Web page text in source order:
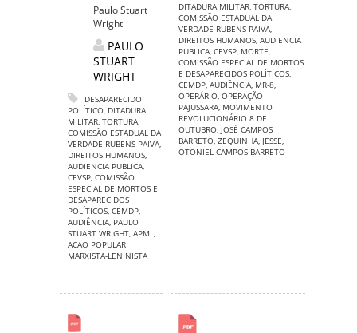
Paulo Stuart
Wright
PAULO
STUART
WRIGHT
DESAPARECIDO
POLÍTICO, DITADURA
MILITAR, TORTURA,
COMISSÃO ESTADUAL DA
VERDADE RUBENS PAIVA,
DIREITOS HUMANOS,
AUDIENCIA PUBLICA,
CEVSP, COMISSÃO
ESPECIAL DE MORTOS E
DESAPARECIDOS
POLÍTICOS, CEMDP,
AUDIÊNCIA, PAULO
STUART WRIGHT, APML,
ACAO POPULAR
MARXISTA-LENINISTA
DITADURA MILITAR, TORTURA,
COMISSÃO ESTADUAL DA
VERDADE RUBENS PAIVA,
DIREITOS HUMANOS, AUDIENCIA
PUBLICA, CEVSP, MORTE,
COMISSÃO ESPECIAL DE MORTOS
E DESAPARECIDOS POLÍTICOS,
CEMDP, AUDIÊNCIA, MR-8,
OPERÁRIO, OPERAÇÃO
PAJUSSARA, MOVIMENTO
REVOLUCIONÁRIO 8 DE
OUTUBRO, JOSÉ CAMPOS
BARRETO, ZEQUINHA, JESSE,
OTONIEL CAMPOS BARRETO